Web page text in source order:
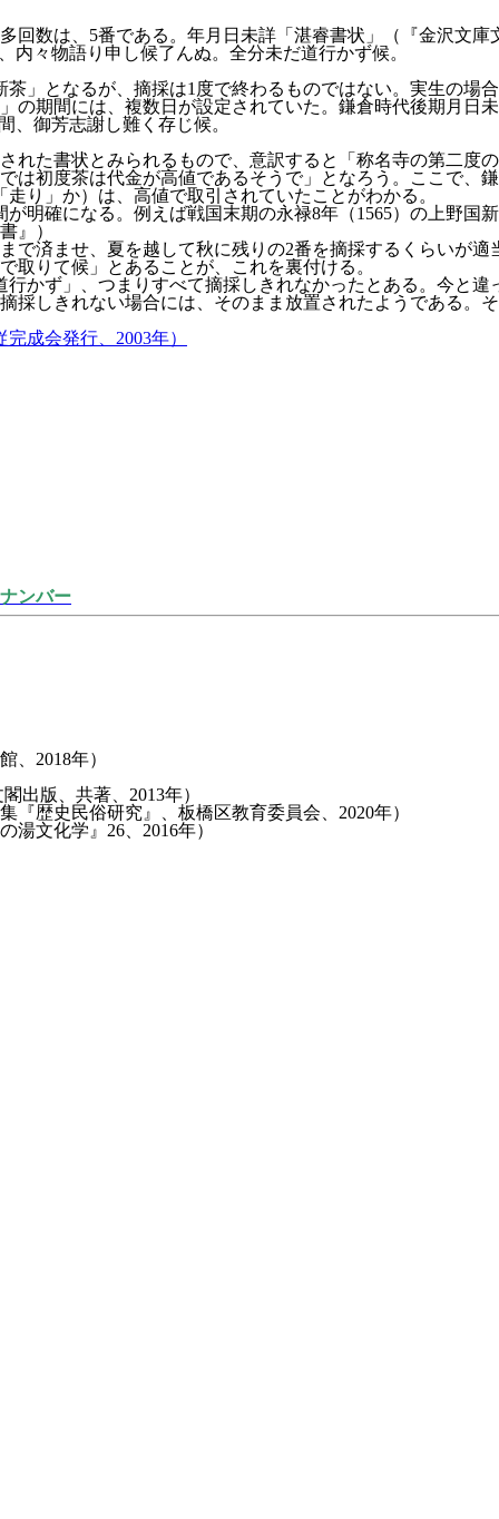
数は、5番である。年月日未詳「湛睿書状」（『金沢文庫
々物語り申し候了んぬ。全分未だ道行かず候。
」となるが、摘採は1度で終わるものではない。実生の場
の期間には、複数日が設定されていた。鎌倉時代後期月日
間、御芳志謝し難く存じ候。
れた書状とみられるもので、意訳すると「称名寺の第二度
は初度茶は代金が高値であるそうで」となろう。ここで、
り」か）は、高値で取引されていたことがわかる。
明確になる。例えば戦国末期の永禄8年（1565）の上野国
』）
で済ませ、夏を越して秋に残りの2番を摘採するくらいが
取りて候」とあることが、これを裏付ける。
かず」、つまりすべて摘採しきれなかったとある。今と
採しきれない場合には、そのまま放置されたようである。
成会発行、2003年）
ンバー
2018年）
出版、共著、2013年）
歴史民俗研究』、板橋区教育委員会、2020年）
文化学』26、2016年）